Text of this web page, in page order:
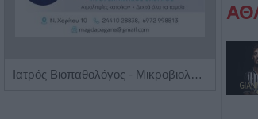
Ιατρός Βιοπαθολόγος - Μικροβιολόγος 'Παγάνα Μάγδα'